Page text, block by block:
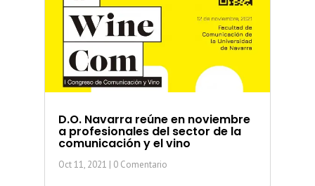
D.O. Navarra reúne en noviembre
a profesionales del sector de la
comunicación y el vino
Oct 11, 2021 | 0 Comentario